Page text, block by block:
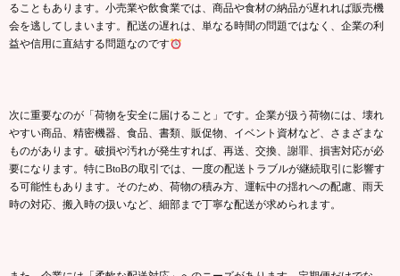
ることもあります。小売業や飲食業では、商品や食材の納品が遅れれば販売機
会を逃してしまいます。配送の遅れは、単なる時間の問題ではなく、企業の利
益や信用に直結する問題なのです
次に重要なのが「荷物を安全に届けること」です。企業が扱う荷物には、壊れ
やすい商品、精密機器、食品、書類、販促物、イベント資材など、さまざまな
ものがあります。破損や汚れが発生すれば、再送、交換、謝罪、損害対応が必
要になります。特にBtoBの取引では、一度の配送トラブルが継続取引に影響す
る可能性もあります。そのため、荷物の積み方、運転中の揺れへの配慮、雨天
時の対応、搬入時の扱いなど、細部まで丁寧な配送が求められます。